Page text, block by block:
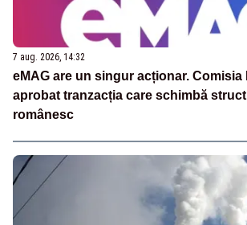
7 aug. 2026, 14:32
eMAG are un singur acționar. Comisia
aprobat tranzacția care schimbă
românesc